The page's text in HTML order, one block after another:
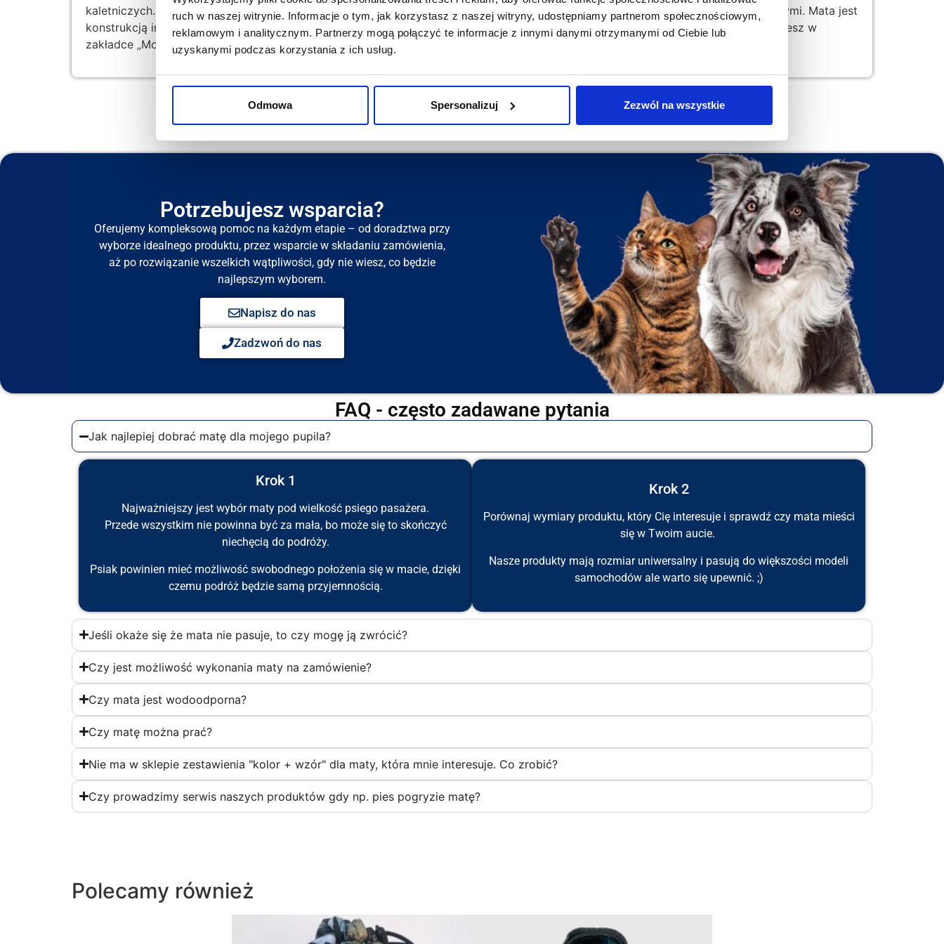
ruch w naszej witrynie. Informacje o tym, jak korzystasz z naszej witryny, udostępniamy partnerom społecznościowym,
reklamowym i analitycznym. Partnerzy mogą połączyć te informacje z innymi danymi otrzymanymi od Ciebie lub
uzyskanymi podczas korzystania z ich usług.
Odmowa Spersonalizuj Zezwól na wszystkie
kaletniczych. Zabezpiecza wnętrze auta i chroni tapicerkę przed zabrudzeniem, sierścią, wilgocią oraz uszkodzeniami mechanicznymi. Mata jest
konstrukcją integralną (nie posiada żadnych wyjmowanych usztywnień, wypełnień). Instrukcje prawidłowego montażu maty znajdziesz w
zakładce „Montaż maty”, a informacje dotyczące jej czyszczenia i konserwacji są w zakładce „Konserwacja mat”.
Sprawdź tutaj - nasze opinie Google
Potrzebujesz wsparcia?
Oferujemy kompleksową pomoc na każdym etapie – od doradztwa przy
wyborze idealnego produktu, przez wsparcie w składaniu zamówienia,
aż po rozwiązanie wszelkich wątpliwości, gdy nie wiesz, co będzie
najlepszym wyborem.
Napisz do nas
Zadzwoń do nas
FAQ - często zadawane pytania
Jak najlepiej dobrać matę dla mojego pupila?
Krok 1
Najważniejszy jest wybór maty pod wielkość psiego pasażera.
Przede wszystkim nie powinna być za mała, bo może się to skończyć
niechęcią do podróży.
Psiak powinien mieć możliwość swobodnego położenia się w macie, dzięki
czemu podróż będzie samą przyjemnością.
Krok 2
Porównaj wymiary produktu, który Cię interesuje i sprawdź czy mata mieści
się w Twoim aucie.
Nasze produkty mają rozmiar uniwersalny i pasują do większości modeli
samochodów ale warto się upewnić. ;)
Jeśli okaże się że mata nie pasuje, to czy mogę ją zwrócić?
Czy jest możliwość wykonania maty na zamówienie?
Czy mata jest wodoodporna?
Czy matę można prać?
Nie ma w sklepie zestawienia "kolor + wzór" dla maty, która mnie interesuje. Co zrobić?
Czy prowadzimy serwis naszych produktów gdy np. pies pogryzie matę?
Polecamy również